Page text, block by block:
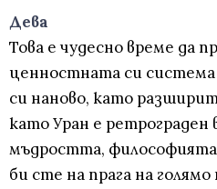
Дева
Това е чудесно време да
ценностната си система
си наново, като
като Уран е ретрограден
мъдростта,
би сте на прага на